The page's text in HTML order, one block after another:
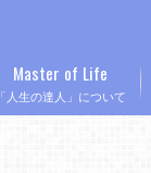
「人生の達人」について
Master of Life